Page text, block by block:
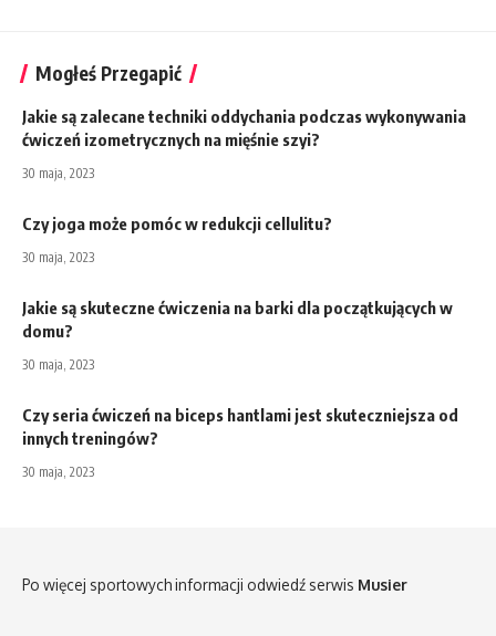
Mogłeś Przegapić
Jakie są zalecane techniki oddychania podczas wykonywania
ćwiczeń izometrycznych na mięśnie szyi?
30 maja, 2023
Czy joga może pomóc w redukcji cellulitu?
30 maja, 2023
Jakie są skuteczne ćwiczenia na barki dla początkujących w
domu?
30 maja, 2023
Czy seria ćwiczeń na biceps hantlami jest skuteczniejsza od
innych treningów?
30 maja, 2023
Po więcej sportowych informacji odwiedź serwis Musier